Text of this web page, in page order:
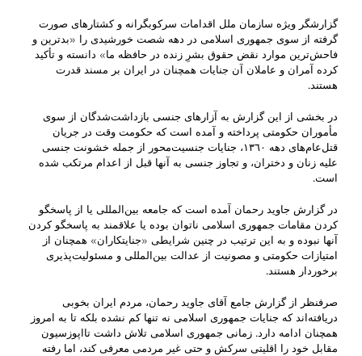
گزارشگر ویژه سازمان ملل اقدامات سرکوبگرانه و کشتارهای صورت
گرفته از سوی جمهوری اسلامی در دهه شصت خورشیدی را «بدترین و
فاحش‌ترین موارد نقض حقوق بشرِ زنده در حافظه ما» دانسته و تأکید
کرده آمران و عاملان آن جنایات همچنان در ایران بر مسند قدرت
هستند.
در بخشی از این گزارش به آزارهای جنسی بازداشت‌شدگان از سوی
مأموران حکومتی پرداخته و آمده است که حکومت وقت در جریان
قتل‌عام‌های دهه ١٣٦٠، جنایات جنسیت‌محور از جمله خشونت جنسی
علیه زنان و دختران، و تجاوز جنسی به آنها قبل از اعدام مرتکب شده
است.
در گزارش جاوید رحمان آمده است که جامعه بین‌المللی یا از پاسخگو
کردن مقامات جمهوری اسلامی ناتوان بوده یا علاقمند به پاسخگو کردن
آنها نبوده و به این ترتیب در چنین شرایطی «جنایتکاران» همچنان از
امتیازات حکومتی و مصونیت از عدالت بین‌المللی و مسئولیت‌پذیری
برخوردار هستند.
صرفنظر از گزارش جامع آقای جاوید رحمان، مردم ایران بخوبی
دریافته‌اند که جنایات جمهوری اسلامی نه تنها کم نشده بلکه تا به امروز
همچنان ادامه دارد. زمانی جمهوری اسلامی تلاش داشت تااپوزسیون
مقابل خود را اقلیتی سرکش و حتی غیر مردمی معرفی کند، اما رفته